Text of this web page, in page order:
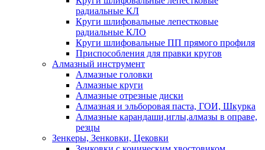
радиальные КЛ
Круги шлифовальные лепестковые
радиальные КЛО
Круги шлифовальные ПП прямого профиля
Приспособления для правки кругов
Алмазный инструмент
Алмазные головки
Алмазные круги
Алмазные отрезные диски
Алмазная и эльборовая паста, ГОИ, Шкурка
Алмазные карандаши,иглы,алмазы в оправе,
резцы
Зенкеры, Зенковки, Цековки